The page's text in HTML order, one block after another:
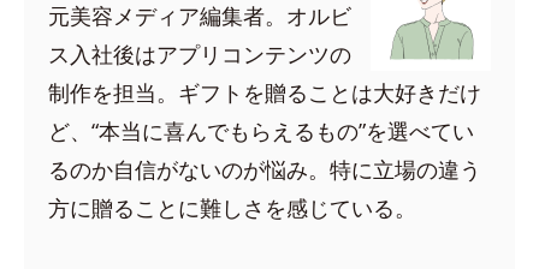
元美容メディア編集者。オルビ
ス入社後はアプリコンテンツの
制作を担当。ギフトを贈ることは大好きだけ
ど、“本当に喜んでもらえるもの”を選べてい
るのか自信がないのが悩み。特に立場の違う
方に贈ることに難しさを感じている。